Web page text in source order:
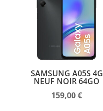
SAMSUNG A05S 4G
NEUF NOIR 64GO
159,00€